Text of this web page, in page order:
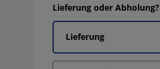
Lieferung oder Abholung?
Lieferung